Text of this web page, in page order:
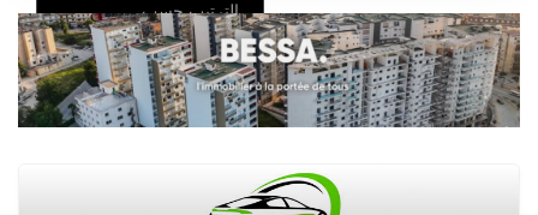
الترتيب حسب